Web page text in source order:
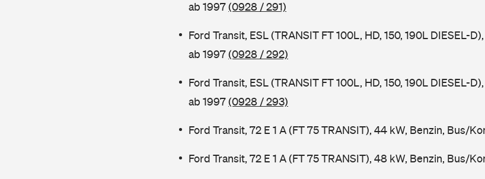
ab 1997(0928 / 291)
Ford Transit, ESL (TRANSIT FT 100L, HD, 150, 190L DIESEL-
ab 1997(0928 / 292)
Ford Transit, ESL (TRANSIT FT 100L, HD, 150, 190L DIESEL-
ab 1997(0928 / 293)
Ford Transit, 72 E 1 A (FT 75 TRANSIT), 44 kW, Benzin, Bus/
Ford Transit, 72 E 1 A (FT 75 TRANSIT), 48 kW, Benzin, Bus/